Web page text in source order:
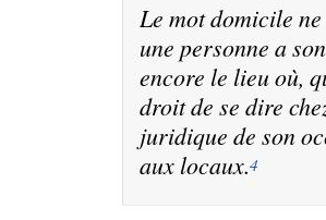
Le mot domicile
une personne a
encore le lieu où,
droit de se dire
juridique de son
aux locaux.4